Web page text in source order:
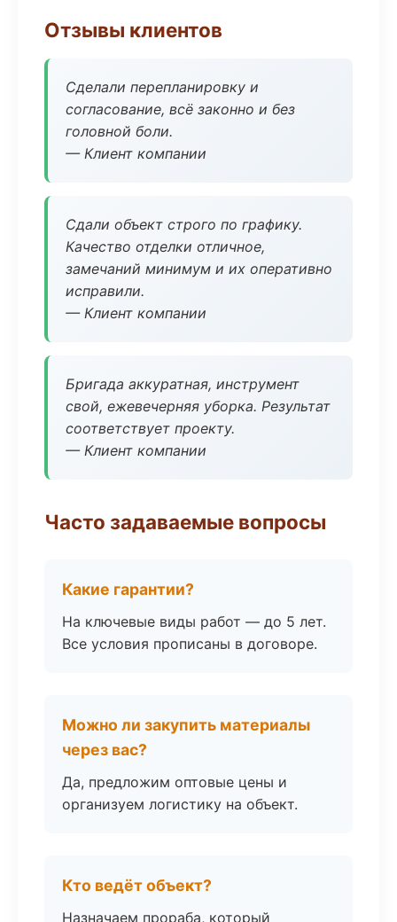
Отзывы клиентов
Сделали перепланировку и
согласование, всё законно и без
головной боли.
— Клиент компании
Сдали объект строго по графику.
Качество отделки отличное,
замечаний минимум и их оперативно
исправили.
— Клиент компании
Бригада аккуратная, инструмент
свой, ежевечерняя уборка. Результат
соответствует проекту.
— Клиент компании
Часто задаваемые вопросы
Какие гарантии?
На ключевые виды работ — до 5 лет.
Все условия прописаны в договоре.
Можно ли закупить материалы
через вас?
Да, предложим оптовые цены и
организуем логистику на объект.
Кто ведёт объект?
Назначаем прораба, который